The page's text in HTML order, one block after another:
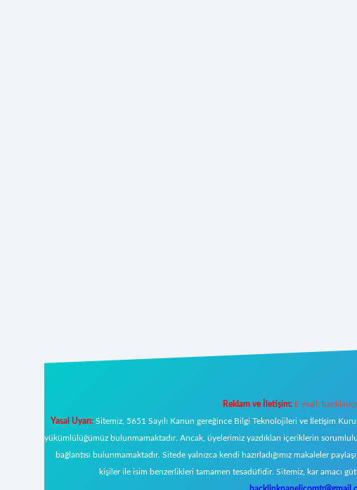
Reklam ve İletişim: E-mail:
Yasal Uyarı:Sitemiz, 5651 Sayılı Kanun gereğince Bilgi Teknolojileri ve İletişim
yükümlülüğümüz bulunmamaktadır. Ancak, üyelerimiz yazdıkları içeriklerin
bağlantısı bulunmamaktadır. Sitede yalnızca kendi hazırladığımız makaleler
kişiler ile isim benzerlikleri tamamen tesadüfidir. Sitemiz, kar amacı